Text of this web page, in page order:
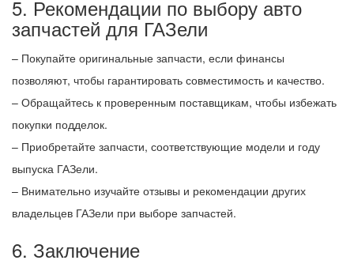
5. Рекомендации по выбору авто
запчастей для ГАЗели
– Покупайте оригинальные запчасти, если финансы
позволяют, чтобы гарантировать совместимость и качество.
– Обращайтесь к проверенным поставщикам, чтобы избежать
покупки подделок.
– Приобретайте запчасти, соответствующие модели и году
выпуска ГАЗели.
– Внимательно изучайте отзывы и рекомендации других
владельцев ГАЗели при выборе запчастей.
6. Заключение